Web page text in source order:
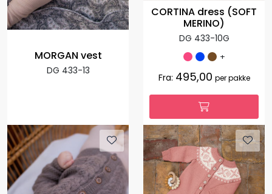
MORGAN vest
DG 433-13
CORTINA dress (SOFT
MERINO)
DG 433-10G
+
Fra: 495,00 per pakke